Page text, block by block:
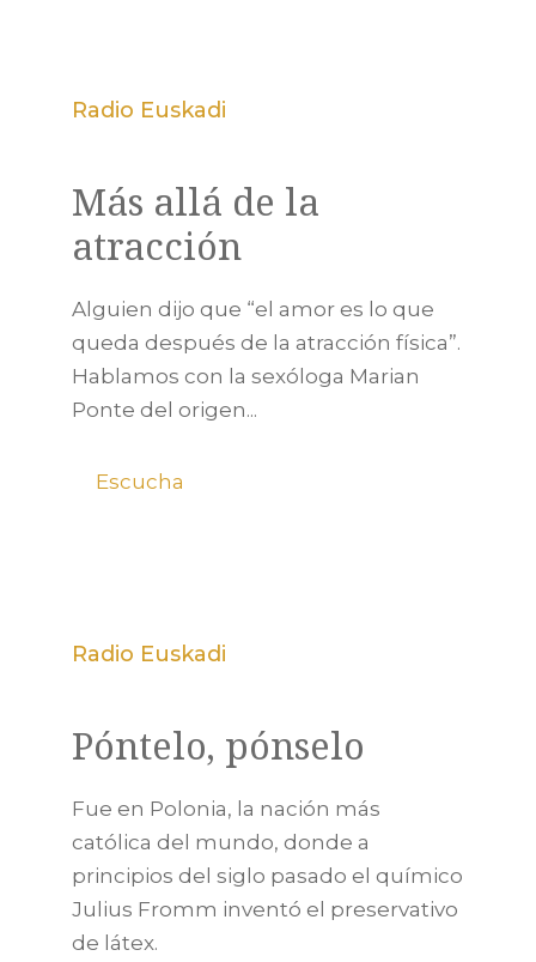
Radio Euskadi
Más allá de la
atracción
Alguien dijo que “el amor es lo que
queda después de la atracción física”.
Hablamos con la sexóloga Marian
Ponte del origen...
Escucha
Radio Euskadi
Póntelo, pónselo
Fue en Polonia, la nación más
católica del mundo, donde a
principios del siglo pasado el químico
Julius Fromm inventó el preservativo
de látex.